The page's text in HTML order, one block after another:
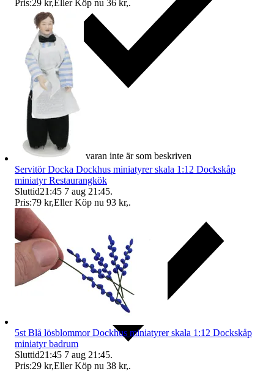
Ersättning om varan inte är som beskriven
Pris:29 kr, Eller Köp nu 36 kr,.
Servitör Docka Dockhus miniatyrer skala 1:12 Dockskåp
miniatyr Restaurangkök
Sluttid21:45 7 aug 21:45.
Pris:79 kr,Eller Köp nu 93 kr,.
5st Blå lösblommor Dockhus miniatyrer skala 1:12 Dockskåp
miniatyr badrum
Sluttid21:45 7 aug 21:45.
Pris:29 kr,Eller Köp nu 38 kr,.